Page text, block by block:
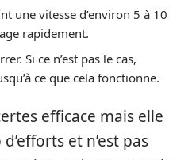
une vitesse d’environ 5 à 10
rapidement.
Si ce n’est pas le cas,
ce que cela fonctionne.
efficace mais elle
et n’est pas